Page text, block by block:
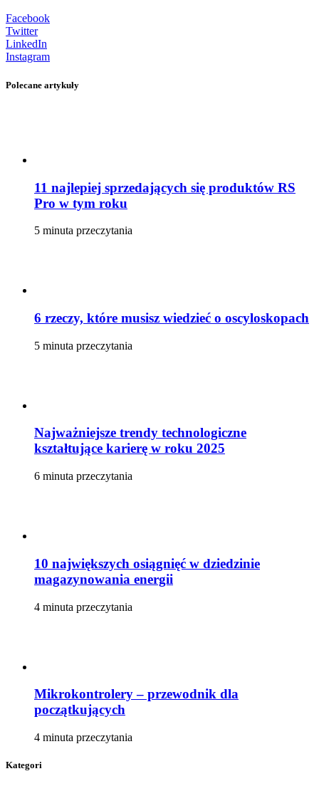
Facebook
Twitter
LinkedIn
Instagram
Polecane artykuły
11 najlepiej sprzedających się produktów RS
Pro w tym roku
5 minuta przeczytania
6 rzeczy, które musisz wiedzieć o oscyloskopach
5 minuta przeczytania
Najważniejsze trendy technologiczne
kształtujące karierę w roku 2025
6 minuta przeczytania
10 największych osiągnięć w dziedzinie
magazynowania energii
4 minuta przeczytania
Mikrokontrolery – przewodnik dla
początkujących
4 minuta przeczytania
Kategori